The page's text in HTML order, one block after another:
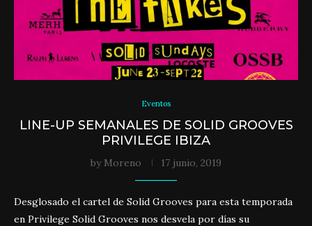
Eventos
LINE-UP SEMANALES DE SOLID GROOVES
PRIVILEGE IBIZA
by Moreno 17 junio, 2019
Desglosado el cartel de Solid Grooves para esta temporada
en Privilege Solid Grooves nos desvela por días su